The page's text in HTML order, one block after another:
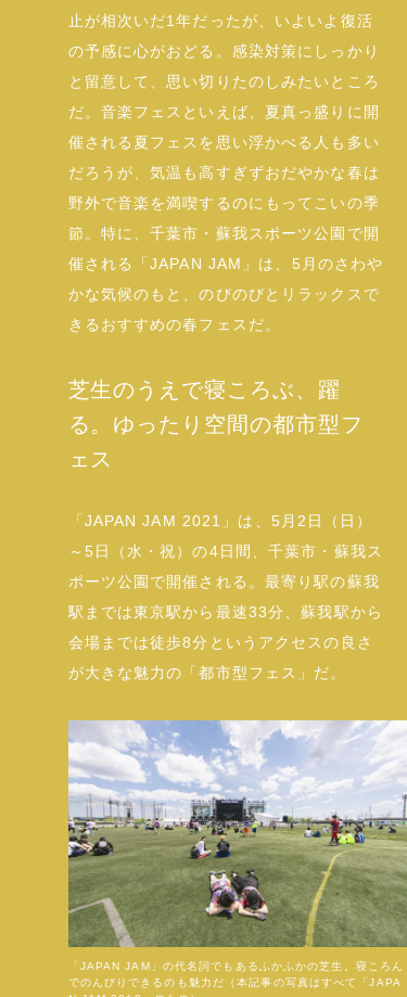
止が相次いだ1年だったが、いよいよ復活
の予感に心がおどる。感染対策にしっかり
と留意して、思い切りたのしみたいところ
だ。音楽フェスといえば、夏真っ盛りに開
催される夏フェスを思い浮かべる人も多い
だろうが、気温も高すぎずおだやかな春は
野外で音楽を満喫するのにもってこいの季
節。特に、千葉市・蘇我スポーツ公園で開
催される「JAPAN JAM」は、5月のさわや
かな気候のもと、のびのびとリラックスで
きるおすすめの春フェスだ。
芝生のうえで寝ころぶ、躍
る。ゆったり空間の都市型フ
ェス
「JAPAN JAM 2021」は、5月2日（日）
～5日（水・祝）の4日間、千葉市・蘇我ス
ポーツ公園で開催される。最寄り駅の蘇我
駅までは東京駅から最速33分、蘇我駅から
会場までは徒歩8分というアクセスの良さ
が大きな魅力の「都市型フェス」だ。
「JAPAN JAM」の代名詞でもあるふかふかの芝生。寝ころん
でのんびりできるのも魅力だ（本記事の写真はすべて「JAPA